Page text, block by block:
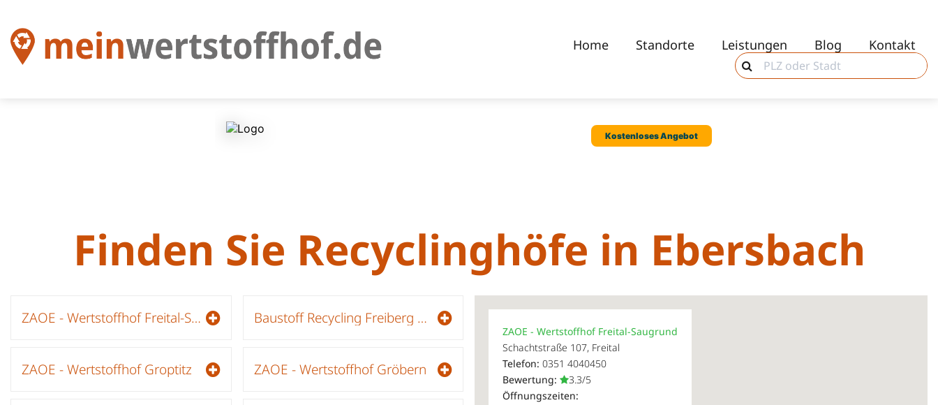
Home Standorte Leistungen Blog Kontakt
Finden Sie Recyclinghöfe in Ebersbach
ZAOE - Wertstoffhof Freital-Saugrund
ZAOE - Wertstoffhof Groptitz
Baustoff Recycling Freiberg GmbH
ZAOE - Wertstoffhof Gröbern
ZAOE - Wertstoffhof Freital-Saugrund
Schachtstraße 107, Freital
Telefon: 0351 4040450
Bewertung:
3.3/5
Öffnungszeiten: